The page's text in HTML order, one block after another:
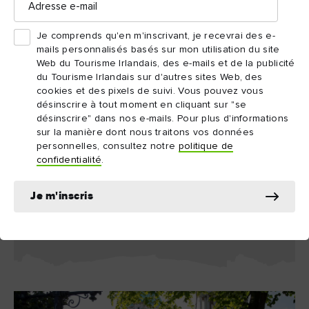
Je comprends qu'en m'inscrivant, je recevrai des e-
mails personnalisés basés sur mon utilisation du site
Web du Tourisme Irlandais, des e-mails et de la publicité
du Tourisme Irlandais sur d'autres sites Web, des
cookies et des pixels de suivi. Vous pouvez vous
désinscrire à tout moment en cliquant sur "se
désinscrire" dans nos e-mails. Pour plus d'informations
sur la manière dont nous traitons vos données
personnelles, consultez notre politique de
confidentialité.
Je m'inscris
jeux et un terrain de boules sont nichés dans les fougères
vieilles d'un siècle et demi...
3 magnifiques espaces en plein air
Victoria Park